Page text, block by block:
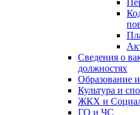
Сведения о
должностях
Образование
Культура и
ЖКХ и
ГО и ЧС